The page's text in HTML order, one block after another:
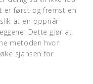
er først og fremst en
at en oppnår
Dette gjør at
metoden hvor
sjansen for